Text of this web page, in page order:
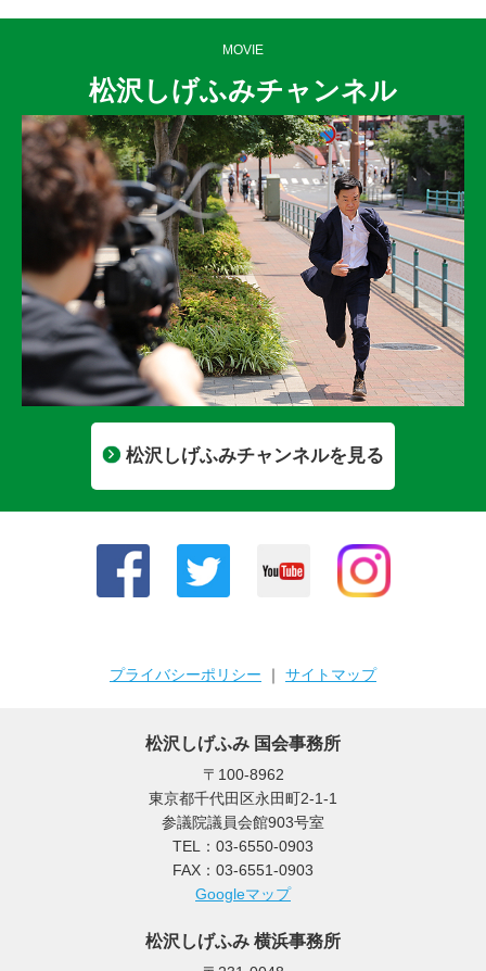
MOVIE
松沢しげふみチャンネル
松沢しげふみチャンネルを見る
プライバシーポリシー ｜ サイトマップ
松沢しげふみ 国会事務所
〒100-8962
東京都千代田区永田町2-1-1
参議院議員会館903号室
TEL：03-6550-0903
FAX：03-6551-0903
Googleマップ
松沢しげふみ 横浜事務所